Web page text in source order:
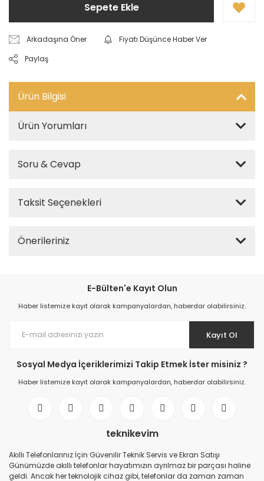
Sepete Ekle
Arkadaşına Öner
Fiyatı Düşünce Haber Ver
Paylaş
Ürün Bilgisi
Ürün Yorumları
Soru & Cevap
Taksit Seçenekleri
Önerileriniz
E-Bülten'e Kayıt Olun
Haber listemize kayıt olarak kampanyalardan, haberdar olabilirsiniz.
Kayıt Ol
Sosyal Medya İçeriklerimizi Takip Etmek İster misiniz ?
Haber listemize kayıt olarak kampanyalardan, haberdar olabilirsiniz.
teknikevim
Akıllı Telefonlarınız İçin Güvenilir Teknik Servis ve Ekran Satışı
Günümüzde akıllı telefonlar hayatımızın ayrılmaz bir parçası haline
geldi. Ancak her teknolojik cihaz gibi, telefonlar da zaman zaman